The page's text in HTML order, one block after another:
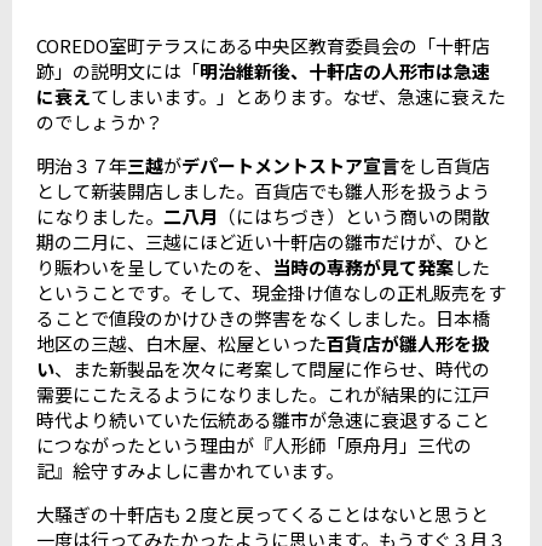
COREDO室町テラスにある中央区教育委員会の「十軒店
跡」の説明文には「明治維新後、十軒店の人形市は急速
に衰えてしまいます。」とあります。なぜ、急速に衰えた
のでしょうか？
明治３７年三越がデパートメントストア宣言をし百貨店
として新装開店しました。百貨店でも雛人形を扱うよう
になりました。 二八月 （にはちづき）という商いの閑散
期の二月に、三越にほど近い十軒店の雛市だけが、ひと
り賑わいを呈していたのを、 当時の専務が見て発案した
ということです。そして、現金掛け値なしの正札販売をす
ることで値段のかけひきの弊害をなくしました。日本橋
地区の三越、白木屋、松屋といった百貨店が雛人形を扱
い、また新製品を次々に考案して問屋に作らせ、時代の
需要にこたえるようになりました。これが結果的に江戸
時代より続いていた伝統ある雛市が急速に衰退すること
につながったという理由が『人形師「原舟月」三代の
記』絵守すみよしに書かれています。
大騒ぎの十軒店も２度と戻ってくることはないと思うと
一度は行ってみたかったように思います。もうすぐ３月３